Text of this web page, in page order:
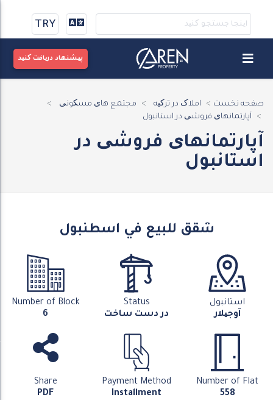
TRY
پیشنهاد دریافت کنید
صفحه نخست املاک در ترکیه
مجتمع های مسکونی
آپارتمانهای فروشی در استانبول
آپارتمانهای فروشی در
استانبول
شقق للبيع في اسطنبول
استانبول
آوجیلار
Status
در دست ساخت
Number of Block
6
Number of Flat
558
Payment Method
Installment
Share
PDF